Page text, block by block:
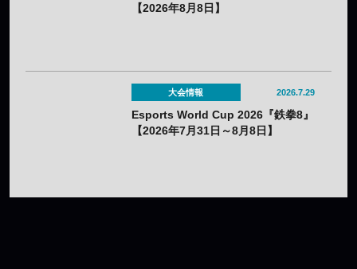
【2026年8月8日】
大会情報 2026.7.29
Esports World Cup 2026『鉄拳8』
【2026年7月31日～8月8日】